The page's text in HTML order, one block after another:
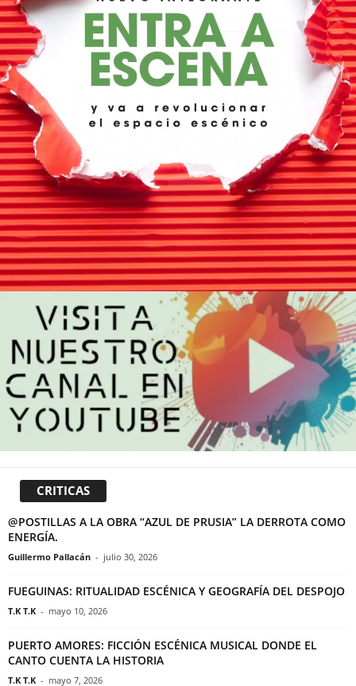
CRITICAS
@POSTILLAS A LA OBRA “AZUL DE PRUSIA” LA DERROTA COMO
ENERGÍA.
Guillermo Pallacán - julio 30, 2026
FUEGUINAS: RITUALIDAD ESCÉNICA Y GEOGRAFÍA DEL DESPOJO
T.K T.K - mayo 10, 2026
PUERTO AMORES: FICCIÓN ESCÉNICA MUSICAL DONDE EL
CANTO CUENTA LA HISTORIA
T.K T.K - mayo 7, 2026